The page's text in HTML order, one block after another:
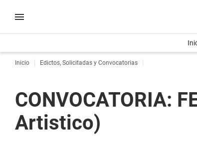
Inicio Edictos, Solicitadas y Convocatorias
CONVOCATORIA:
Artistico)